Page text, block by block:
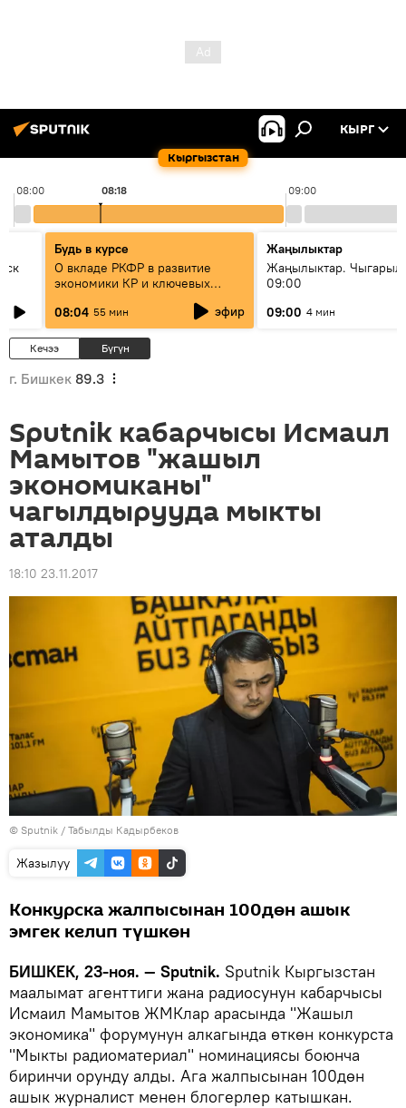
Кыргызстан
КЫРГ
08:00 09:00
08:18
Будь в курсе
О вкладе РКФР в развитие
экономики КР и ключевых
08:04 55 мин эфир
Жаңылыктар
Жаңылыктар.
09:00
09:00 4 мин
Кечээ Бүгүн
г. Бишкек 89.3
Sputnik кабарчысы Исмаил
Мамытов "жашыл
экономиканы"
чагылдырууда мыкты
аталды
18:10 23.11.2017
© Sputnik / Табылды Кадырбеков
Жазылуу
Конкурска жалпысынан 100дөн ашык
эмгек келип түшкөн
БИШКЕК, 23-ноя. — Sputnik. Sputnik Кыргызстан
маалымат агенттиги жана радиосунун кабарчысы
Исмаил Мамытов ЖМКлар арасында "Жашыл
экономика" форумунун алкагында өткөн конкурста
"Мыкты радиоматериал" номинациясы боюнча
биринчи орунду алды. Ага жалпысынан 100дөн
ашык журналист менен блогерлер катышкан.